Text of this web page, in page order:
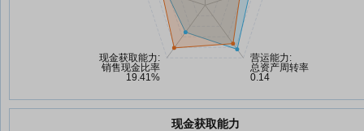
现金获取能力